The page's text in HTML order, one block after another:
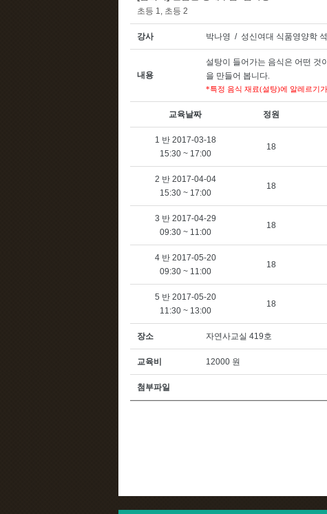
초등 1, 초등 2
강사 박나영 / 성신여대 식품영양학
내용
설탕이 들어가는 음식은 어떤 것
을 만들어 봅니다.
*특정 음식 재료(설탕)에 알레르기
교육날짜 정원
1 반 2017-03-18
15:30 ~ 17:00
18
2 반 2017-04-04
15:30 ~ 17:00
18
3 반 2017-04-29
09:30 ~ 11:00
18
4 반 2017-05-20
09:30 ~ 11:00
18
5 반 2017-05-20
11:30 ~ 13:00
18
장소 자연사교실 419호
교육비 12000 원
첨부파일